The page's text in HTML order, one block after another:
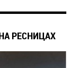
РЕСНИЦАХ